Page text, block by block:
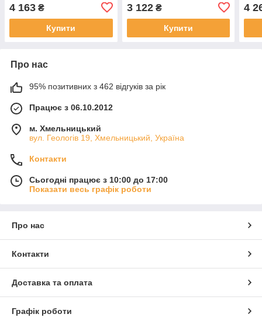
4 163 ₴
Купити
3 122₴
Купити
4
Про нас
95% позитивних з 462 відгуків за рік
Працює з 06.10.2012
м. Хмельницький
вул. Геологів 19, Хмельницький, Україна
Контакти
Сьогодні працює з 10:00 до 17:00
Показати весь графік роботи
Про нас
Контакти
Доставка та оплата
Графік роботи